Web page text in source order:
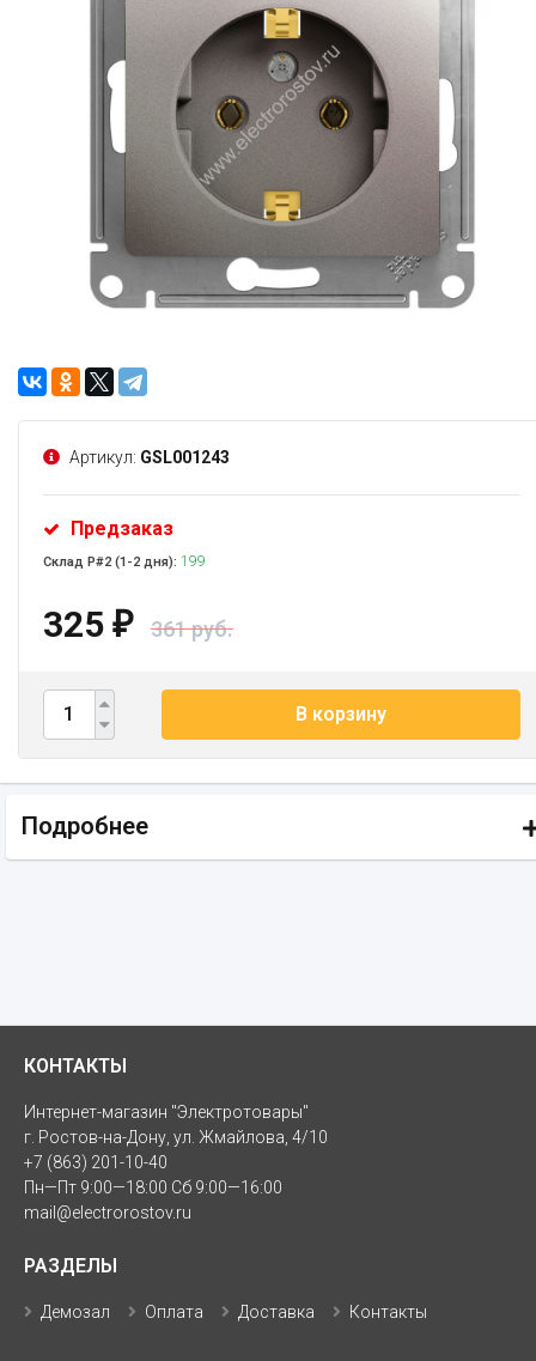
Артикул: GSL001243
Предзаказ
Склад Р#2 (1-2 дня): 199
325 ₽ 361 руб.
В корзину
Подробнее
КОНТАКТЫ
Интернет-магазин "Электротовары"
г. Ростов-на-Дону, ул. Жмайлова, 4/10
+7 (863) 201-10-40
Пн—Пт 9:00—18:00 Сб 9:00—16:00
mail@electrorostov.ru
РАЗДЕЛЫ
Демозал Оплата Доставка Контакты